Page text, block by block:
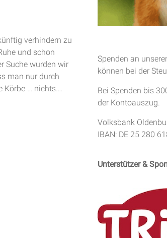
verhindern zu
und schon
Suche wurden wir
man nur durch
… nichts….
Spenden an
können bei der
Bei Spenden bis
der Kontoauszug.
Volksbank
IBAN: DE 25 280
Unterstützer &